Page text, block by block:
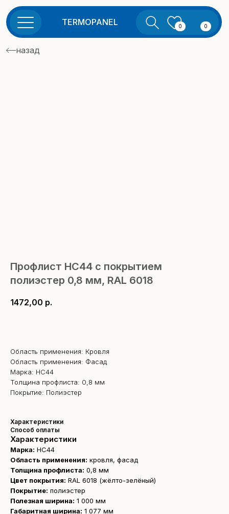
0
TERMOPANEL
назад
Профлист НС44 с покрытием
полиэстер 0,8 мм, RAL 6018
1472,00 р.
Область применения: Кровля
Область применения: Фасад
Марка: НС44
Толщина профлиста: 0,8 мм
Покрытие: Полиэстер
Характеристики
Способ оплаты
Характеристики
Марка: НС44
Область применения: кровля, фасад
Толщина профлиста: 0,8 мм
Цвет покрытия: RAL 6018 (жёлто-зелёный)
Покрытие: полиэстер
Полезная ширина: 1 000 мм
Габаритная ширина: 1 077 мм